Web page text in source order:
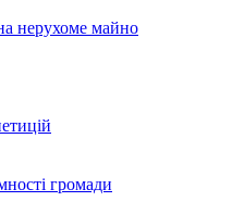
нерухоме майно
громади